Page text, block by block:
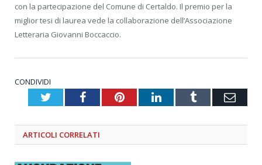
con la partecipazione del Comune di Certaldo. Il premio per la
miglior tesi di laurea vede la collaborazione dell’Associazione
Letteraria Giovanni Boccaccio.
CONDIVIDI
TwitterFacebookPinterestLinkedInTumblr
ARTICOLI CORRELATI